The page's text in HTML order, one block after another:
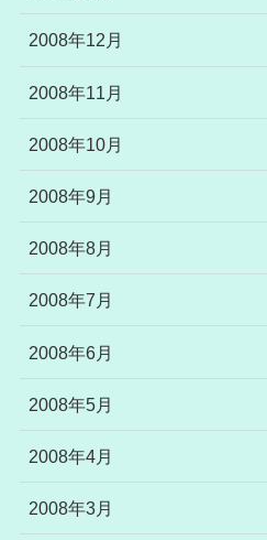
2008年12月
2008年11月
2008年10月
2008年9月
2008年8月
2008年7月
2008年6月
2008年5月
2008年4月
2008年3月